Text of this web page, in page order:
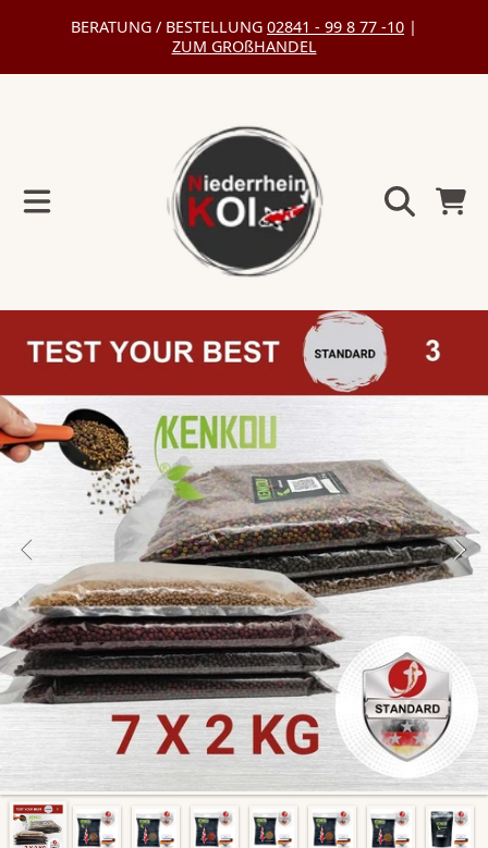
DIREKT
INHALT
BERATUNG / BESTELLUNG 02841 - 99 8 77 -10 |
ZUM GROßHANDEL
DIREKT
ZU
PRODUKTINFORMATIONEN